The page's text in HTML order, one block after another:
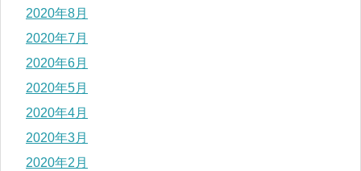
2020年8月
2020年7月
2020年6月
2020年5月
2020年4月
2020年3月
2020年2月